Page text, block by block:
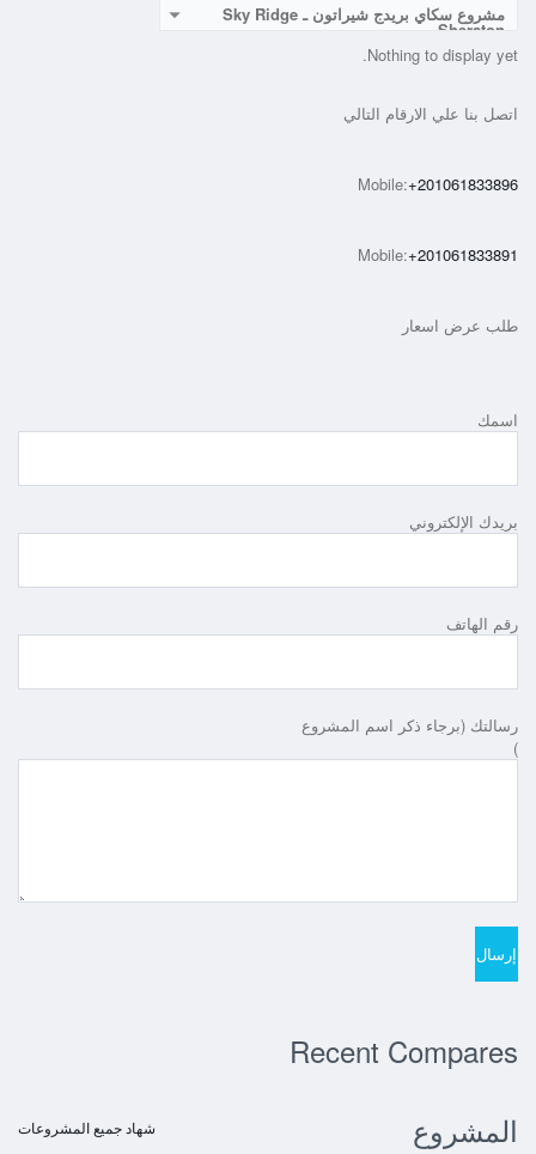
مشروع سكاي بريدج شيراتون ـ Sky Ridge
Sheraton
Nothing to display yet.
اتصل بنا علي الارقام التالي
Mobile:+201061833896
Mobile:+201061833891
طلب عرض اسعار
اسمك
بريدك الإلكتروني
رقم الهاتف
رسالتك (برجاء ذكر اسم المشروع
)
Recent Compares
المشروع
شهاد جميع المشروعات